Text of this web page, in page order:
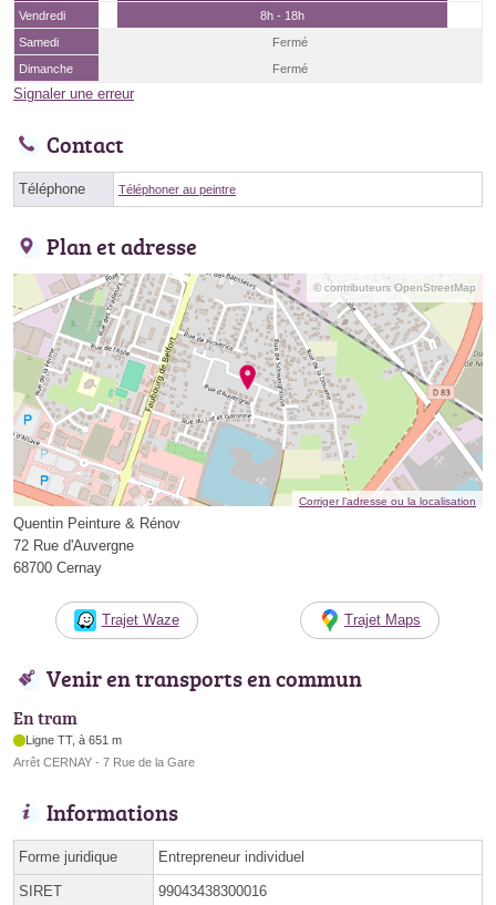
Vendredi
8h - 18h
Samedi
Fermé
Dimanche
Fermé
Signaler une erreur
Contact
Téléphone Téléphoner au peintre
Plan et adresse
© contributeurs OpenStreetMap
Corriger l’adresse ou la localisation
Quentin Peinture & Rénov
72 Rue d'Auvergne
68700 Cernay
Trajet Waze Trajet Maps
Venir en transports en commun
En tram
Ligne TT, à 651 m
Arrêt CERNAY - 7 Rue de la Gare
Informations
Forme juridique Entrepreneur individuel
SIRET 99043438300016